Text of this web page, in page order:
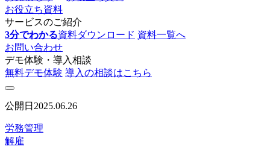
お役立ち資料
サービスのご紹介
3分でわかる資料ダウンロード 資料一覧へ
お問い合わせ
デモ体験・導入相談
無料デモ体験 導入の相談はこちら
公開日 2025.06.26
労務管理
解雇